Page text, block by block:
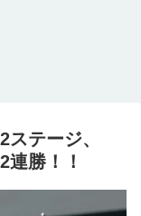
テージ、
勝！！